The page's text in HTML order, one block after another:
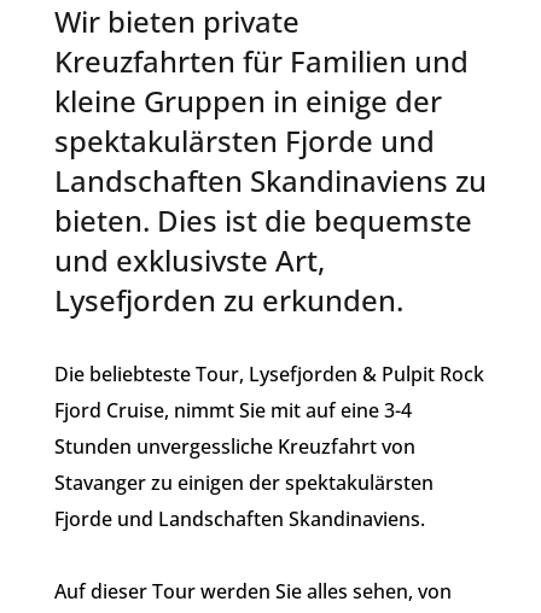
Wir bieten private
Kreuzfahrten für Familien und
kleine Gruppen in einige der
spektakulärsten Fjorde und
Landschaften Skandinaviens zu
bieten. Dies ist die bequemste
und exklusivste Art,
Lysefjorden zu erkunden.
Die beliebteste Tour, Lysefjorden & Pulpit Rock
Fjord Cruise, nimmt Sie mit auf eine 3-4
Stunden unvergessliche Kreuzfahrt von
Stavanger zu einigen der spektakulärsten
Fjorde und Landschaften Skandinaviens.
Auf dieser Tour werden Sie alles sehen, von